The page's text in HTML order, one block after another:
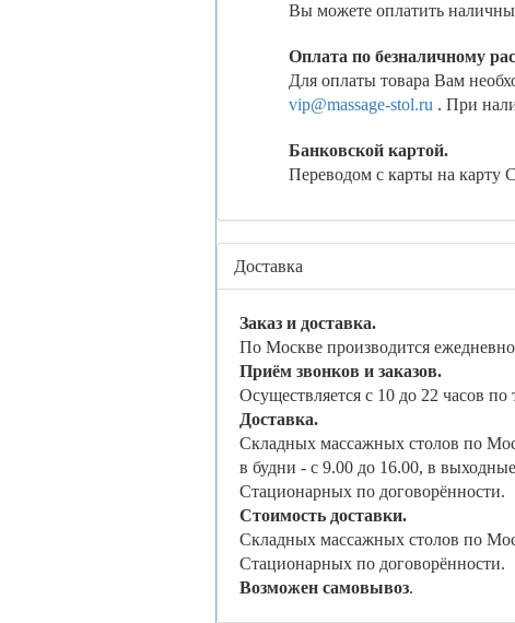
Вы можете оплатить
Оплата по безналичному
Для оплаты товара Вам
vip@massage-stol.ru . При
Банковской картой.
Переводом с карты на карту
Доставка
Заказ и доставка.
По Москве производится
Приём звонков и заказов.
Осуществляется с 10 до 22 часов
Доставка.
Складных массажных столов по
в будни - с 9.00 до 16.00, в
Стационарных по договорённости.
Стоимость доставки.
Складных массажных столов по
Стационарных по договорённости.
Возможен самовывоз.